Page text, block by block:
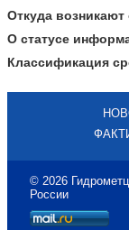
Откуда
О статусе
Классификация
© 2026
России